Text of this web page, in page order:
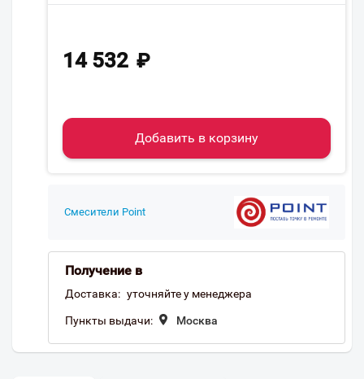
14 532 ₽
Добавить в корзину
Смесители Point
Получение в
Доставка: уточняйте у менеджера
Пункты выдачи: Москва